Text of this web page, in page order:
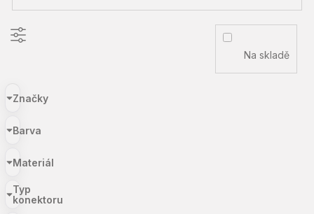
Na skladě
Značky
Barva
Materiál
Typ
konektoru